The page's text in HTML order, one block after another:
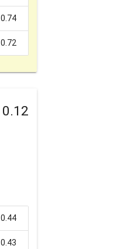
0.74
0.72
0.12
0.44
0.43